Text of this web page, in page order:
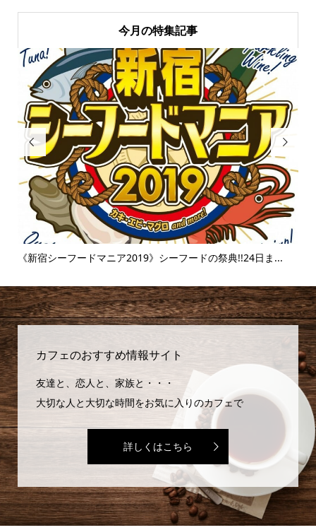
今月の特集記事

《新宿シーフードマニア2019》シーフードの祭典!!24日ま...

カフェのおすすめ情報サイト
友達と、恋人と、家族と・・・
大切な人と大切な時間をお気に入りのカフェで
詳しくはこちら